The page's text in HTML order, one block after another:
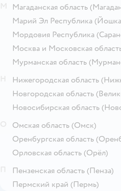
Магаданская область
Марий Эл Республика
Мордовия Республика
Москва и Московская
Мурманская область
Нижегородская область
Новгородская область
Новосибирская область
Омская область (Омск)
Оренбургская область
Орловская область (Орёл)
Пензенская область (Пенза)
Пермский край (Пермь)